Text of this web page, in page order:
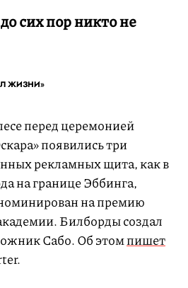
сих пор никто не
ЖИЗНИ»
перед церемонией
появились три
рекламных щита, как в
на границе Эббинга,
на премию
Билборды создал
Сабо. Об этомпишет